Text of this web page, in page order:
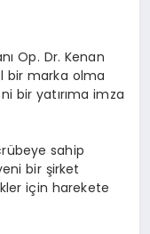
Op. Dr. Kenan
bir marka olma
bir yatırıma imza
sahip
bir şirket
için harekete